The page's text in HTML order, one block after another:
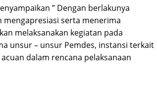
” Dengan berlakunya
mengapresiasi serta menerima
melaksanakan kegiatan pada
unsur – unsur Pemdes, instansi terkait
dalam rencana pelaksanaan